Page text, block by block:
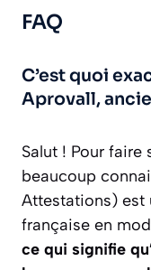
FAQ
C’est quoi
Aprovall,
Salut ! Pour
beaucoup
Attestations) est
française en
ce qui signifie